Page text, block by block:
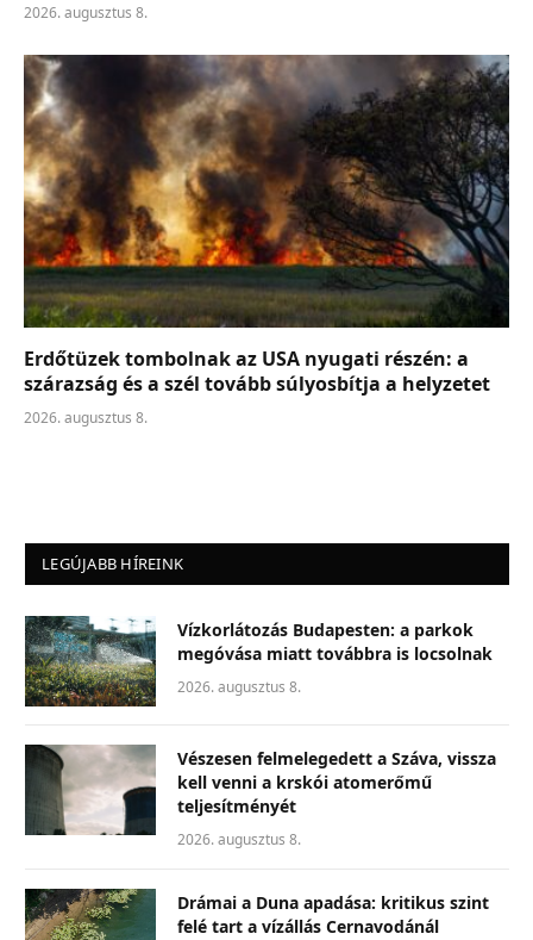
2026. augusztus 8.
Erdőtüzek tombolnak az USA nyugati részén: a
szárazság és a szél tovább súlyosbítja a helyzetet
2026. augusztus 8.
LEGÚJABB HÍREINK
Vízkorlátozás Budapesten: a parkok
megóvása miatt továbbra is locsolnak
2026. augusztus 8.
Vészesen felmelegedett a Száva, vissza
kell venni a krskói atomerőmű
teljesítményét
2026. augusztus 8.
Drámai a Duna apadása: kritikus szint
felé tart a vízállás Cernavodánál